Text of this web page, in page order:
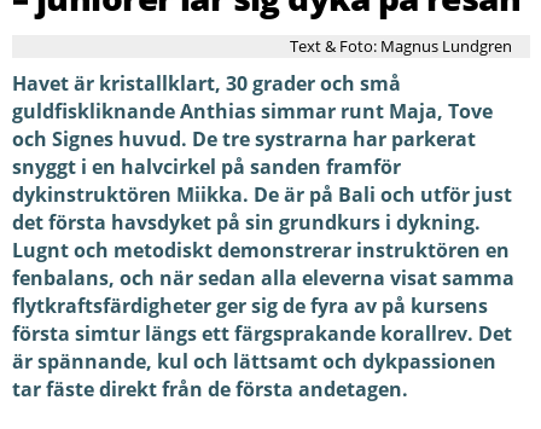
Text & Foto: Magnus Lundgren
Havet är kristallklart, 30 grader och små
guldfiskliknande Anthias simmar runt Maja, Tove
och Signes huvud. De tre systrarna har parkerat
snyggt i en halvcirkel på sanden framför
dykinstruktören Miikka. De är på Bali och utför just
det första havsdyket på sin grundkurs i dykning.
Lugnt och metodiskt demonstrerar instruktören en
fenbalans, och när sedan alla eleverna visat samma
flytkraftsfärdigheter ger sig de fyra av på kursens
första simtur längs ett färgsprakande korallrev. Det
är spännande, kul och lättsamt och dykpassionen
tar fäste direkt från de första andetagen.